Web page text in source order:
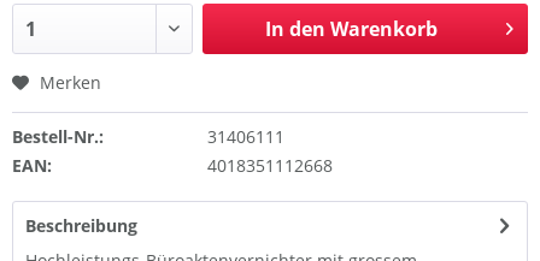
In den Warenkorb
Merken
Bestell-Nr.:
31406111
EAN:
4018351112668
Beschreibung